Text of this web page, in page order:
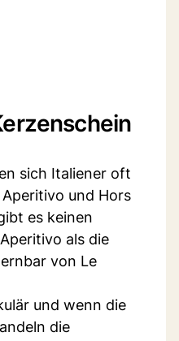
sich Italiener oft
und Hors
es keinen
als die
von Le
und wenn die
die